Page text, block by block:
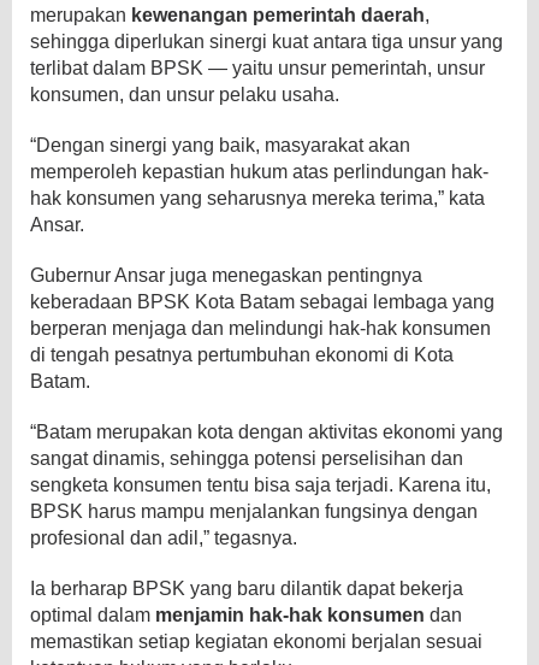
merupakan kewenangan pemerintah daerah,
sehingga diperlukan sinergi kuat antara tiga unsur yang
terlibat dalam BPSK — yaitu unsur pemerintah, unsur
konsumen, dan unsur pelaku usaha.
“Dengan sinergi yang baik, masyarakat akan
memperoleh kepastian hukum atas perlindungan hak-
hak konsumen yang seharusnya mereka terima,” kata
Ansar.
Gubernur Ansar juga menegaskan pentingnya
keberadaan BPSK Kota Batam sebagai lembaga yang
berperan menjaga dan melindungi hak-hak konsumen
di tengah pesatnya pertumbuhan ekonomi di Kota
Batam.
“Batam merupakan kota dengan aktivitas ekonomi yang
sangat dinamis, sehingga potensi perselisihan dan
sengketa konsumen tentu bisa saja terjadi. Karena itu,
BPSK harus mampu menjalankan fungsinya dengan
profesional dan adil,” tegasnya.
Ia berharap BPSK yang baru dilantik dapat bekerja
optimal dalam menjamin hak-hak konsumen dan
memastikan setiap kegiatan ekonomi berjalan sesuai